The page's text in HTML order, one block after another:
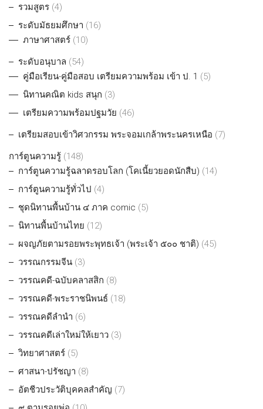
รวมสูตร (4)
ระดับมัธยมศึกษา (16)
ภาษาศาสตร์ (10)
ระดับอนุบาล (54)
คู่มือเรียน-คู่มือสอบ เตรียมความพร้อม เข้า ป. 1 (5)
นิทานคณิต kids สนุก (3)
เตรียมความพร้อมปฐมวัย (46)
เตรียมสอบเข้าวิศวกรรม พระจอมเกล้าพระนครเหนือ (7)
การ์ตูนความรู้ (148)
การ์ตูนความรู้ฉลาดรอบโลก (โคเนี้ยวยอดนักสืบ) (14)
การ์ตูนความรู้ทั่วไป (4)
ชุดนิทานพื้นบ้าน ๔ ภาค comic (5)
นิทานพื้นบ้านไทย (12)
ผจญภัยตามรอยพระพุทธเจ้า (พระเจ้า ๕๐๐ ชาติ) (45)
วรรณกรรมจีน (3)
วรรณคดี-ฉบับคลาสสิก (8)
วรรณคดี-พระราชนิพนธ์ (18)
วรรณคดีลำนำ (6)
วรรณคดีเล่าใหม่ให้เยาว (3)
วิทยาศาสตร์ (5)
ศาสนา-ปรัชญา (8)
อัตชีวประวัติบุคคลสำคัญ (7)